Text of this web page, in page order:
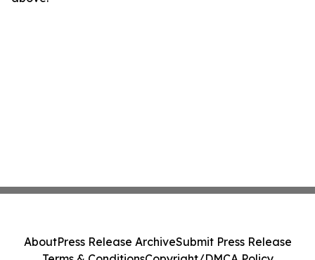
AboutPress Release ArchiveSubmit Press Release